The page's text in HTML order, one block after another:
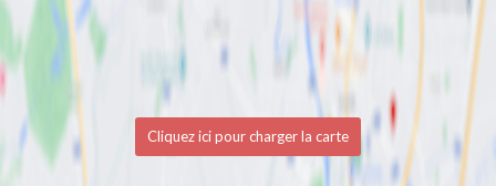
Cliquez ici pour charger la carte